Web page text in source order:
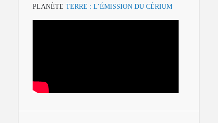
PLANÈTE TERRE : L’ÉMISSION DU CÉRIUM